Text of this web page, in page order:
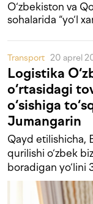
O‘zbekiston va
sohalarida “yo‘l
Transport 20 aprel
Logistika
o‘rtasidagi
o‘sishiga
Jumangarin
Qayd etilishicha,
qurilishi o‘zbek
boradigan yo‘lini